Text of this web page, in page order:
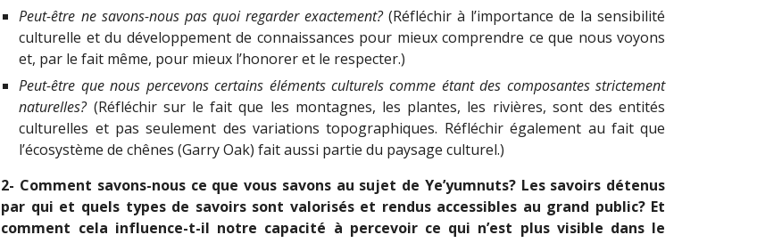
Peut-être ne savons-nous pas quoi regarder exactement?(Réfléchir à l’importance de la sensibilité
culturelle et du développement de connaissances pour mieux comprendre ce que nous voyons
et, par le fait même, pour mieux l’honorer et le respecter.)
Peut-être que nous percevons certains éléments culturels comme étant des composantes strictement
naturelles?(Réfléchir sur le fait que les montagnes, les plantes, les rivières, sont des entités
culturelles et pas seulement des variations topographiques. Réfléchir également au fait que
l’écosystème de chênes (Garry Oak) fait aussi partie du paysage culturel.)
2- Comment savons-nous ce que vous savons au sujet de Ye’yumnuts? Les savoirs détenus
par qui et quels types de savoirs sont valorisés et rendus accessibles au grand public? Et
comment cela influence-t-il notre capacité à percevoir ce qui n’est plus visible dans le